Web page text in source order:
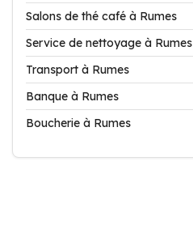
Salons de thé café à Rumes
Service de nettoyage à Rumes
Transport à Rumes
Banque à Rumes
Boucherie à Rumes